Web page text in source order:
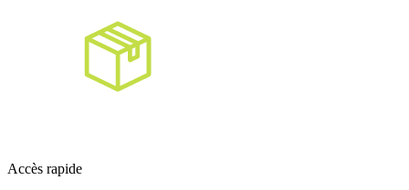
Accès rapide